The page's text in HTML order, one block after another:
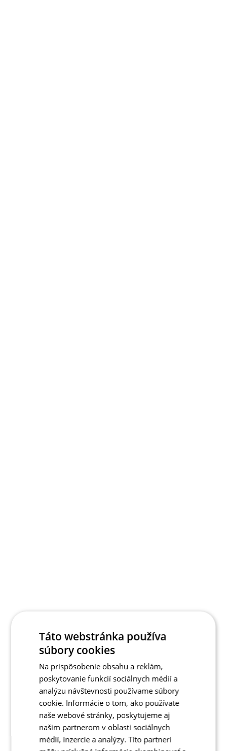
Táto webstránka používa
súbory cookies
Na prispôsobenie obsahu a reklám,
poskytovanie funkcií sociálnych médií a
analýzu návštevnosti používame súbory
cookie. Informácie o tom, ako používate
naše webové stránky, poskytujeme aj
našim partnerom v oblasti sociálnych
médií, inzercie a analýzy. Títo partneri